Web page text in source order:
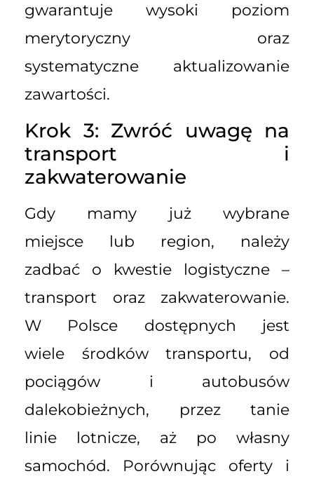
gwarantuje wysoki poziom
merytoryczny oraz
systematyczne aktualizowanie
zawartości.
Krok 3: Zwróć uwagę na
transport i
zakwaterowanie
Gdy mamy już wybrane
miejsce lub region, należy
zadbać o kwestie logistyczne –
transport oraz zakwaterowanie.
W Polsce dostępnych jest
wiele środków transportu, od
pociągów i autobusów
dalekobieżnych, przez tanie
linie lotnicze, aż po własny
samochód. Porównując oferty i